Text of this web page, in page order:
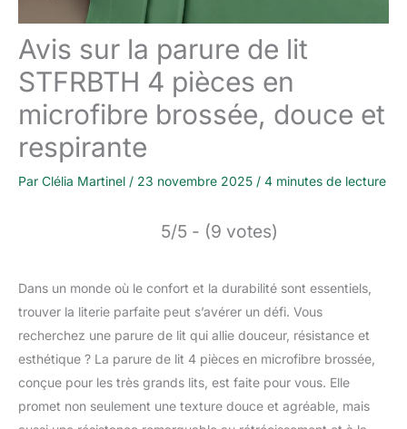
Avis sur la parure de lit
STFRBTH 4 pièces en
microfibre brossée, douce et
respirante
Par Clélia Martinel / 23 novembre 2025 / 4 minutes de lecture
5/5 - (9 votes)
Dans un monde où le confort et la durabilité sont essentiels,
trouver la literie parfaite peut s’avérer un défi. Vous
recherchez une parure de lit qui allie douceur, résistance et
esthétique ? La parure de lit 4 pièces en microfibre brossée,
conçue pour les très grands lits, est faite pour vous. Elle
promet non seulement une texture douce et agréable, mais